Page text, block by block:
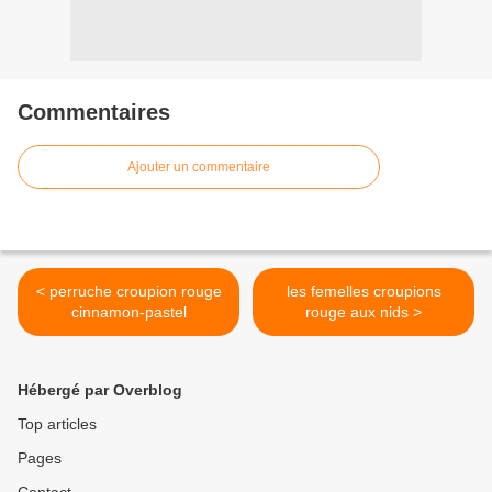
Commentaires
Ajouter un commentaire
< perruche croupion rouge
cinnamon-pastel
les femelles croupions
rouge aux nids >
Hébergé par Overblog
Top articles
Pages